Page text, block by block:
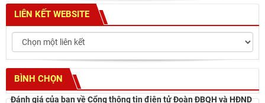
LIÊN KẾT WEBSITE
BÌNH CHỌN
Đánh giá của bạn về Cổng thông tin điện tử Đoàn ĐBQH và HĐND